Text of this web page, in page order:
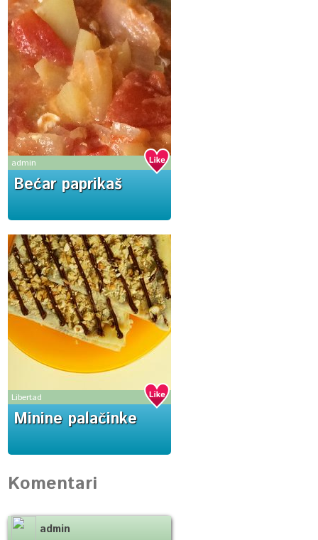
admin
Bećar paprikaš
Libertad
Minine palačinke
Komentari
admin